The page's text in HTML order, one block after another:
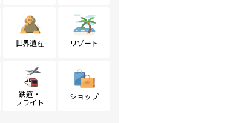
世界遺産 リゾート
鉄道・
フライト
ショップ